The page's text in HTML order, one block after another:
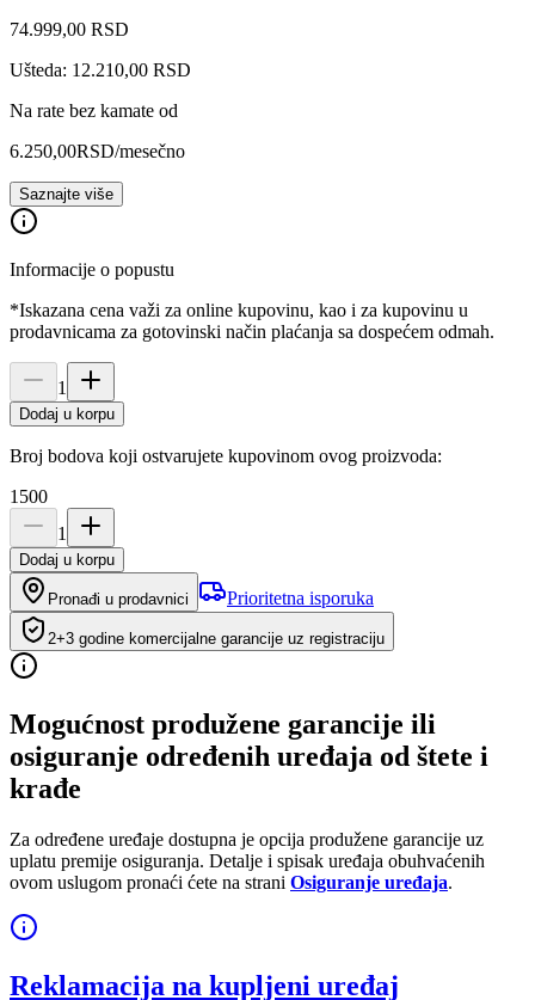
74.999,00 RSD
Ušteda: 12.210,00 RSD
Na rate bez kamate od
6.250,00RSD/mesečno
Saznajte više
Informacije o popustu
*Iskazana cena važi za online kupovinu, kao i za kupovinu u
prodavnicama za gotovinski način plaćanja sa dospećem odmah.
1
Dodaj u korpu
Broj bodova koji ostvarujete kupovinom ovog proizvoda:
1500
1
Dodaj u korpu
Pronađi u prodavnici Prioritetna isporuka
2+3 godine komercijalne garancije uz registraciju
Mogućnost produžene garancije ili
osiguranje određenih uređaja od štete i
krađe
Za određene uređaje dostupna je opcija produžene garancije uz
uplatu premije osiguranja. Detalje i spisak uređaja obuhvaćenih
ovom uslugom pronaći ćete na strani Osiguranje uređaja.
Reklamacija na kupljeni uređaj